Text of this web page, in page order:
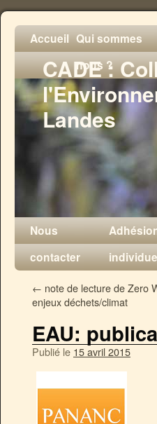
CADE :
Landes
Accueil Qui sommes
nous ?
Nous
contacter
← note de lecture de Zero
enjeux déchets/climat
EAU:
Publié le 15 avril 2015